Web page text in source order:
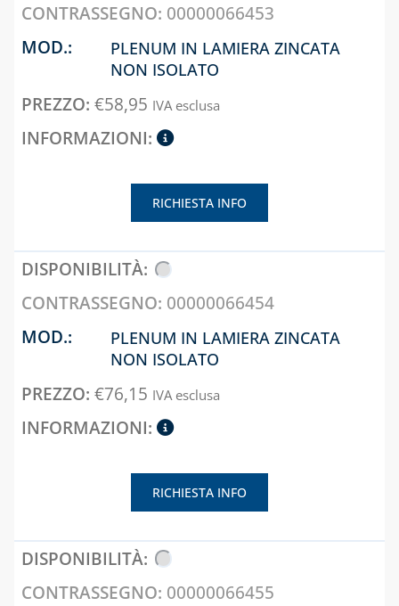
LIVELLO E
ACCESSORI
CAPITOLO 10
LAMPADE,
LEGHE SALDANTI
SALDATURA
00000066453
PLENUM IN LAMIERA ZINCATA
NON ISOLATO
€58,95 IVA esclusa
RICHIESTA INFO
00000066454
PLENUM IN LAMIERA ZINCATA
NON ISOLATO
€76,15 IVA esclusa
RICHIESTA INFO
00000066455